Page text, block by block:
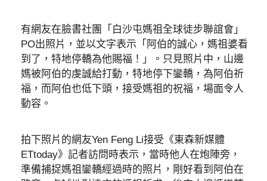
有網友在臉書社團「白沙屯媽祖全球徒步聯誼會」
PO出照片，並以文字表示「阿伯的誠心，媽祖婆看
到了，特地停轎為他賜福！」。只見照片中，山邊
媽被阿伯的虔誠給打動，特地停下鑾轎，為阿伯祈
福，而阿伯也低下頭，接受媽祖的祝福，場面令人
動容。
拍下照片的網友Yen Feng Li接受《東森新媒體
ETtoday》記者訪問時表示，當時他人在炮陣旁，
準備捕捉媽祖鑾轎經過時的照片，剛好看到阿伯在